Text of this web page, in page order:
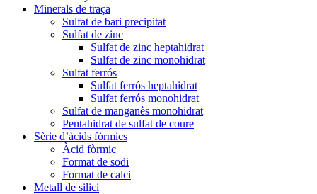
Minerals de traça
Sulfat de bari precipitat
Sulfat de zinc
Sulfat de zinc heptahidrat
Sulfat de zinc monohidrat
Sulfat ferrós
Sulfat ferrós heptahidrat
Sulfat ferrós monohidrat
Sulfat de manganès monohidrat
Pentahidrat de sulfat de coure
Sèrie d’àcids fòrmics
Àcid fòrmic
Format de sodi
Format de calci
Metall de silici